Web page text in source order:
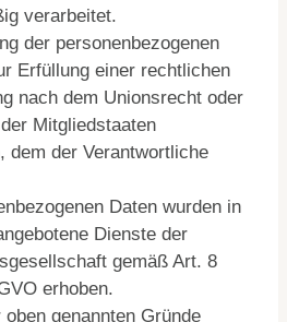
verarbeitet.
der personenbezogenen
Erfüllung einer rechtlichen
nach dem Unionsrecht oder
Mitgliedstaaten
dem der Verantwortliche
Daten wurden in
Dienste der
gemäß Art. 8
erhoben.
genannten Gründe